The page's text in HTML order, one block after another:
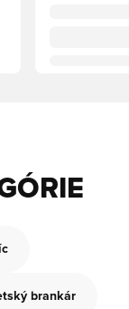
brankár